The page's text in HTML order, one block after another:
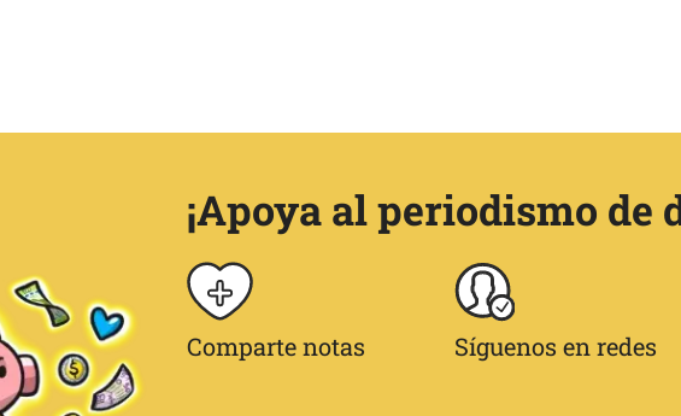
¡Apoya al periodismo de
Comparte notas Síguenos en redes